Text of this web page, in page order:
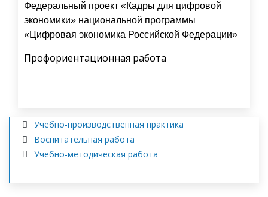
Федеральный проект «Кадры для цифровой
экономики» национальной программы
«Цифровая экономика Российской Федерации»
Профориентационная работа
Учебно-производственная практика
Воспитательная работа
Учебно-методическая работа